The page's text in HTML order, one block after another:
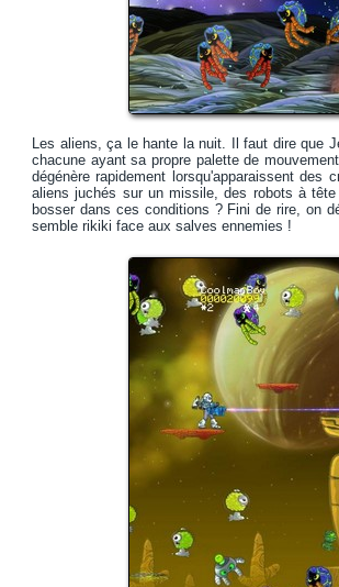
Les aliens, ça le hante la nuit. Il faut dire que
chacune ayant sa propre palette de
dégénère rapidement lorsqu'apparaissent
aliens juchés sur un missile, des robots à
bosser dans ces conditions ? Fini de rire, on
semble rikiki face aux salves ennemies !